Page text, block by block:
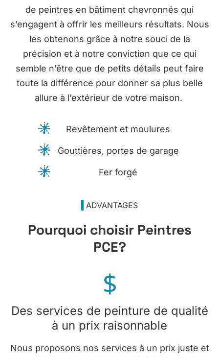
de peintres en bâtiment chevronnés qui
s’engagent à offrir les meilleurs résultats. Nous
les obtenons grâce à notre souci de la
précision et à notre conviction que ce qui
semble n’être que de petits détails peut faire
toute la différence pour donner sa plus belle
allure à l’extérieur de votre maison.
Revêtement et moulures
Gouttières, portes de garage
Fer forgé
ADVANTAGES
Pourquoi choisir Peintres
PCE?
$
Des services de peinture de qualité
à un prix raisonnable
Nous proposons nos services à un prix juste et